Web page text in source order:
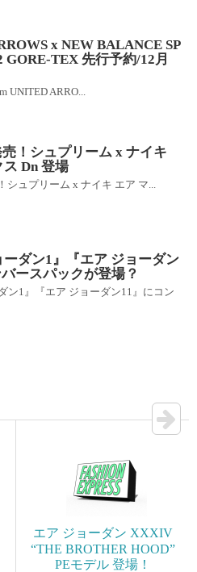
x NEW BALANCE SP
GORE-TEX 先行予約/12月
UNITED ARRO...
！シュプリーム x ナイキ
Dn 登場
シュプリーム x ナイキ エア マ...
ーダン1』『エア ジョーダン
ースパックが登場？
ン1』『エア ジョーダン11』にコン
エア ジョーダン XXXIV
“THE BROTHER HOOD”
PEモデル 登場！